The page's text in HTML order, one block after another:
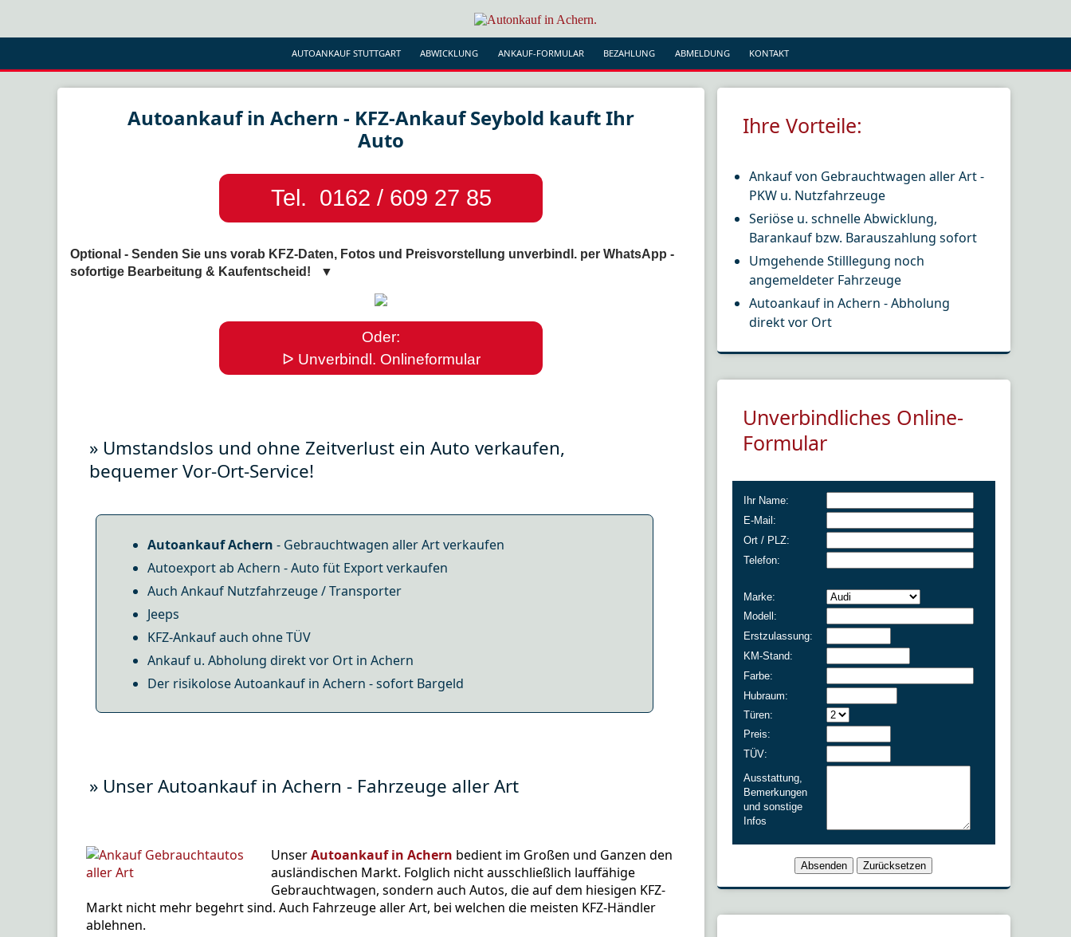
AUTOANKAUF STUTTGART ABWICKLUNG ANKAUF-FORMULAR BEZAHLUNG ABMELDUNG KONTAKT
Autoankauf in Achern - KFZ-Ankauf Seybold kauft Ihr
Auto
Tel. 0162 / 609 27 85
Optional - Senden Sie uns vorab KFZ-Daten, Fotos und Preisvorstellung unverbindl. per WhatsApp -
sofortige Bearbeitung & Kaufentscheid! ▼
Oder:
ᐅ Unverbindl. Onlineformular
» Umstandslos und ohne Zeitverlust ein Auto verkaufen,
bequemer Vor-Ort-Service!
Autoankauf Achern - Gebrauchtwagen aller Art verkaufen
Autoexport ab Achern - Auto füt Export verkaufen
Auch Ankauf Nutzfahrzeuge / Transporter
Jeeps
KFZ-Ankauf auch ohne TÜV
Ankauf u. Abholung direkt vor Ort in Achern
Der risikolose Autoankauf in Achern - sofort Bargeld
» Unser Autoankauf in Achern - Fahrzeuge aller Art
UnserAutoankauf in Achern bedient im Großen und Ganzen den
ausländischen Markt. Folglich nicht ausschließlich lauffähige
Gebrauchtwagen, sondern auch Autos, die auf dem hiesigen KFZ-
Markt nicht mehr begehrt sind. Auch Fahrzeuge aller Art, bei welchen die meisten KFZ-Händler
ablehnen.
Ihre Vorteile:
Ankauf von Gebrauchtwagen aller Art -
PKW u. Nutzfahrzeuge
Seriöse u. schnelle Abwicklung,
Barankauf bzw. Barauszahlung sofort
Umgehende Stilllegung noch
angemeldeter Fahrzeuge
Autoankauf in Achern - Abholung
direkt vor Ort
Unverbindliches Online-
Formular
Ihr Name:
E-Mail:
Ort / PLZ:
Telefon:
Marke:
Modell:
Erstzulassung:
KM-Stand:
Farbe:
Hubraum:
Türen:
Preis:
TÜV:
Ausstattung,
Bemerkungen
und sonstige
Infos